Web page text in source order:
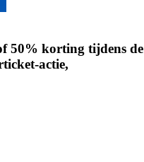
50% korting tijdens de
actie,